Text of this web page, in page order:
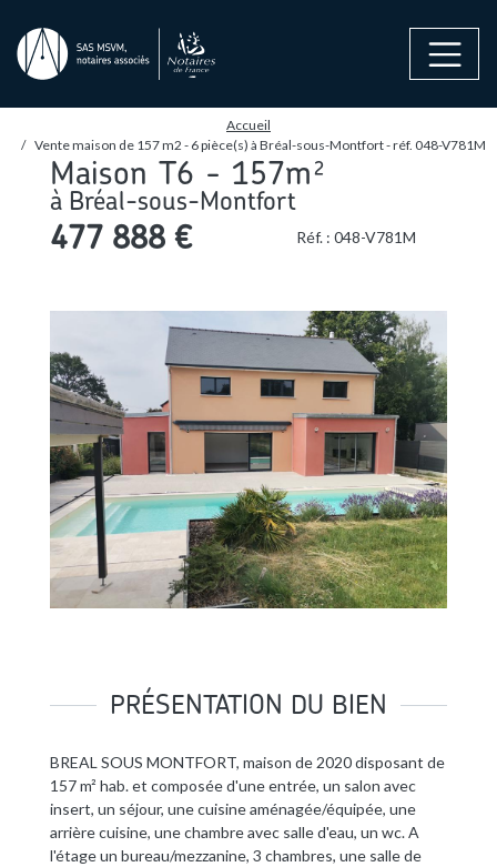
FIL D'ARIANE
Accueil
Vente maison de 157 m2 - 6 pièce(s) à Bréal-sous-Montfort - réf. 048-V781M
Maison T6 - 157m²
à Bréal-sous-Montfort
477 888 € Réf. : 048-V781M
PRÉSENTATION DU BIEN
BREAL SOUS MONTFORT, maison de 2020 disposant de
157 m² hab. et composée d'une entrée, un salon avec
insert, un séjour, une cuisine aménagée/équipée, une
arrière cuisine, une chambre avec salle d'eau, un wc. A
l'étage un bureau/mezzanine, 3 chambres, une salle de